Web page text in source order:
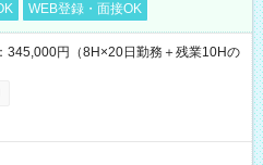
WEB登録・面接OK
円（8H×20日勤務＋残業10Hの